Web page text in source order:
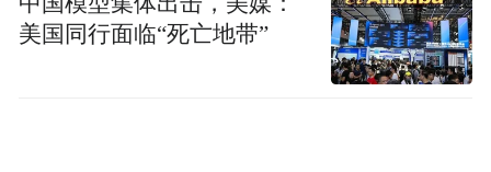
美国同行面临“死亡地带”